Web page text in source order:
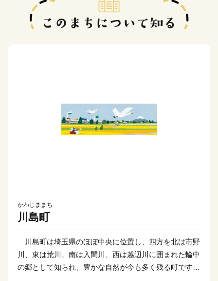
かわじままち
川島町
川島町は埼玉県のほぼ中央に位置し、四方を北は市野
川、東は荒川、南は入間川、西は越辺川に囲まれた輪中
の郷として知られ、豊かな自然が今も多く残る町です。